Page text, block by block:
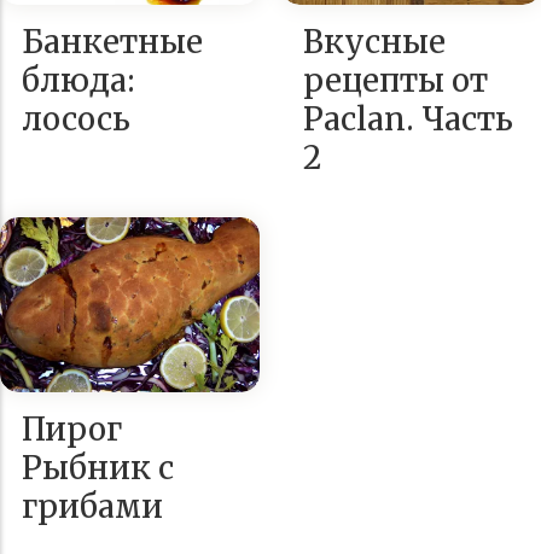
Банкетные
блюда:
лосось
Вкусные
рецепты от
Paclan. Часть
2
Пирог
Рыбник с
грибами